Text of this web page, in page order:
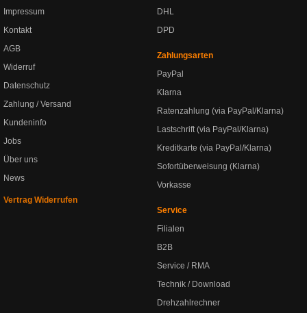
Impressum
Kontakt
AGB
Widerruf
Datenschutz
Zahlung / Versand
Kundeninfo
Jobs
Über uns
News
Vertrag Widerrufen
DHL
DPD
Zahlungsarten
PayPal
Klarna
Ratenzahlung (via PayPal/Klarna)
Lastschrift (via PayPal/Klarna)
Kreditkarte (via PayPal/Klarna)
Sofortüberweisung (Klarna)
Vorkasse
Service
Filialen
B2B
Service / RMA
Technik / Download
Drehzahlrechner